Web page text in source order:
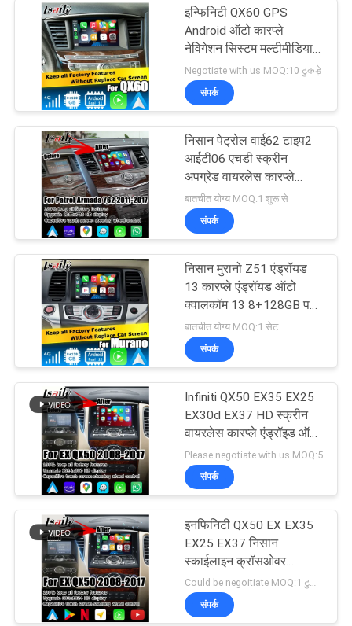
साइटमैप
PRIVACY
POLICY
इन्फिनिटी QX60 GPS
Android ऑटो कारप्ले
नेविगेशन सिस्टम मल्टीमीडिया
इंटरफ़ेस Android 13
8+128GB
Negotiate with us MOQ:10 टुकड़े
संपर्क
निसान पेट्रोल वाई62 टाइप2
आईटी06 एचडी स्क्रीन
अपग्रेड वायरलेस कारप्ले
एंड्रॉइड ऑटो
बातचीत योग्य MOQ:1 शुरू से
संपर्क
निसान मुरानो Z51 एंड्रॉयड
13 कारप्ले एंड्रॉयड ऑटो
क्वालकॉम 13 8+128GB पर
आधारित
बातचीत योग्य MOQ:1 सेट
संपर्क
Infiniti QX50 EX35 EX25
EX30d EX37 HD स्क्रीन
वायरलेस कारप्ले एंड्रॉइड ऑटो
अपग्रेड
Please negotiate with us MOQ:5
संपर्क
इनफिनिटी QX50 EX EX35
EX25 EX37 निसान
स्काईलाइन क्रॉसओवर
एंड्रॉइड एचडी स्क्रीन कारप्ले
एंड्रॉइड ऑटो अपग्रेड
Could be negoitiate MOQ:1 टुकड़ा
संपर्क